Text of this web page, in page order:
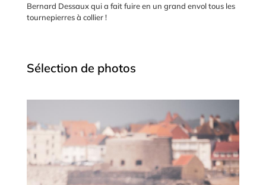
Bernard Dessaux qui a fait fuire en un grand envol tous les
tournepierres à collier !
Sélection de photos